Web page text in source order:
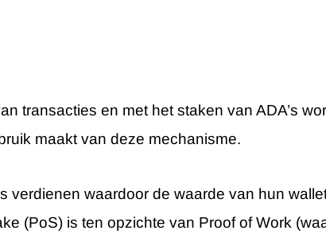
transacties en met het staken van ADA’s
maakt van deze mechanisme.
verdienen waardoor de waarde van hun
(PoS) is ten opzichte van Proof of Work